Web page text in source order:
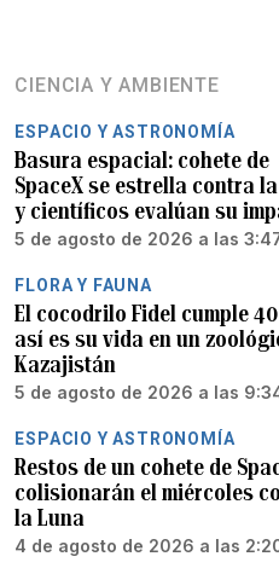
CIENCIA Y AMBIENTE
ESPACIO Y ASTRONOMÍA
Basura espacial: cohete de
SpaceX se estrella contra
y científicos evalúan su
5 de agosto de 2026 a las
FLORA Y FAUNA
El cocodrilo Fidel cumple
así es su vida en un
Kazajistán
5 de agosto de 2026 a las
ESPACIO Y ASTRONOMÍA
Restos de un cohete de
colisionarán el miércoles
la Luna
4 de agosto de 2026 a las